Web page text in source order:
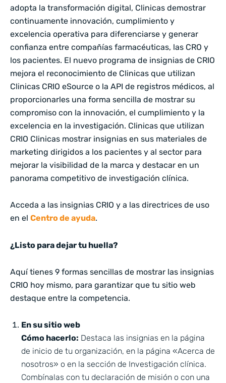
adopta la transformación digital, Clinicas demostrar
continuamente innovación, cumplimiento y
excelencia operativa para diferenciarse y generar
confianza entre compañías farmacéuticas, las CRO y
los pacientes. El nuevo programa de insignias de CRIO
mejora el reconocimiento de Clinicas que utilizan
Clinicas CRIO eSource o la API de registros médicos, al
proporcionarles una forma sencilla de mostrar su
compromiso con la innovación, el cumplimiento y la
excelencia en la investigación. Clinicas que utilizan
CRIO Clinicas mostrar insignias en sus materiales de
marketing dirigidos a los pacientes y al sector para
mejorar la visibilidad de la marca y destacar en un
panorama competitivo de investigación clínica.
Acceda a las insignias CRIO y a las directrices de uso
en el Centro de ayuda.
¿Listo para dejar tu huella?
Aquí tienes 9 formas sencillas de mostrar las insignias
CRIO hoy mismo, para garantizar que tu sitio web
destaque entre la competencia.
En su sitio web
Cómo hacerlo: Destaca las insignias en la página
de inicio de tu organización, en la página «Acerca de
nosotros» o en la sección de Investigación clínica.
Combínalas con tu declaración de misión o con una